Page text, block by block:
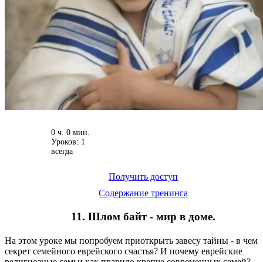
0 ч. 0 мин.
Уроков: 1
всегда
Получить доступ
Содержание тренинга
11. Шлом байт - мир в доме.
На этом уроке мы попробуем приоткрыть завесу тайны - в чем
секрет семейного еврейского счастья? И почему еврейские